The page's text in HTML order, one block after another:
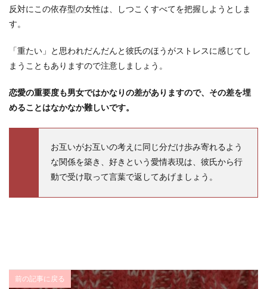
反対にこの依存型の女性は、しつこくすべてを把握しようとしま
す。
「重たい」と思われだんだんと彼氏のほうがストレスに感じてし
まうこともありますので注意しましょう。
恋愛の重要度も男女ではかなりの差がありますので、その差を埋
めることはなかなか難しいです。
お互いがお互いの考えに同じ分だけ歩み寄れるよう
な関係を築き、好きという愛情表現は、彼氏から行
動で受け取って言葉で返してあげましょう。
前の記事に戻る